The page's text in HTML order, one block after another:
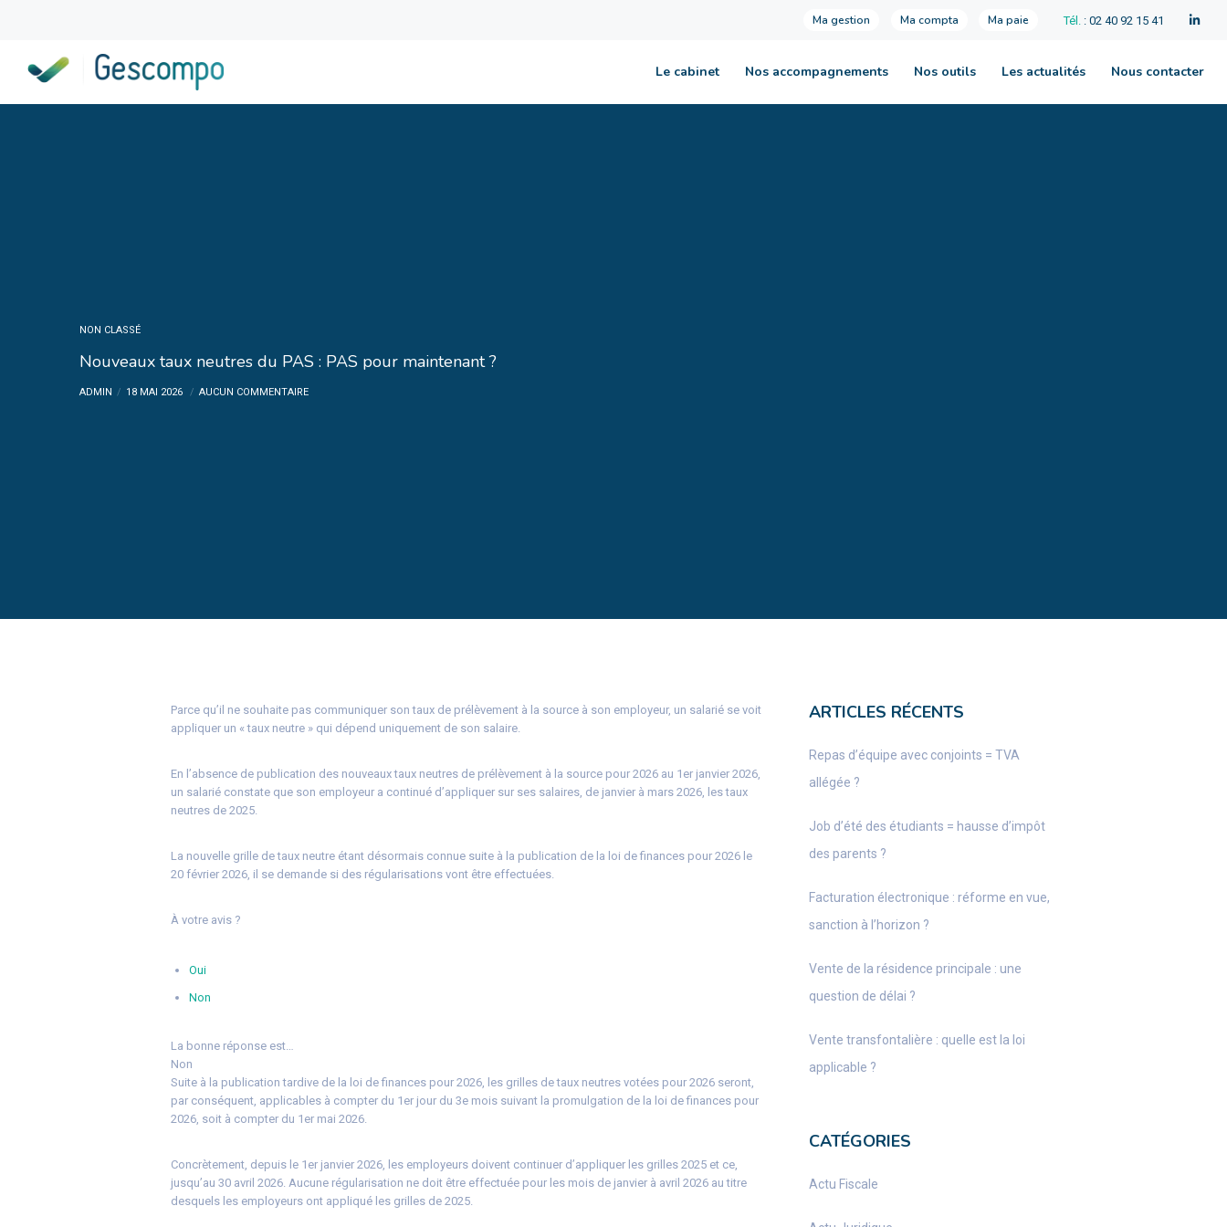
Ma gestion Ma compta Ma paie Tél. : 02 40 92 15 41
Le cabinet Nos accompagnements Nos outils Les actualités Nous contacter
NON CLASSÉ
Nouveaux taux neutres du PAS : PAS pour maintenant ?
ADMIN 18 MAI 2026 AUCUN COMMENTAIRE
Parce qu’il ne souhaite pas communiquer son taux de prélèvement à la source à son employeur, un salarié se voit
appliquer un « taux neutre » qui dépend uniquement de son salaire.
En l’absence de publication des nouveaux taux neutres de prélèvement à la source pour 2026 au 1er janvier 2026,
un salarié constate que son employeur a continué d’appliquer sur ses salaires, de janvier à mars 2026, les taux
neutres de 2025.
La nouvelle grille de taux neutre étant désormais connue suite à la publication de la loi de finances pour 2026 le
20 février 2026, il se demande si des régularisations vont être effectuées.
À votre avis ?
Oui
Non
La bonne réponse est…
Non
Suite à la publication tardive de la loi de finances pour 2026, les grilles de taux neutres votées pour 2026 seront,
par conséquent, applicables à compter du 1er jour du 3e mois suivant la promulgation de la loi de finances pour
2026, soit à compter du 1er mai 2026.
Concrètement, depuis le 1er janvier 2026, les employeurs doivent continuer d’appliquer les grilles 2025 et ce,
jusqu’au 30 avril 2026. Aucune régularisation ne doit être effectuée pour les mois de janvier à avril 2026 au titre
desquels les employeurs ont appliqué les grilles de 2025.
ARTICLES RÉCENTS
Repas d’équipe avec conjoints = TVA
allégée ?
Job d’été des étudiants = hausse d’impôt
des parents ?
Facturation électronique : réforme en vue,
sanction à l’horizon ?
Vente de la résidence principale : une
question de délai ?
Vente transfontalière : quelle est la loi
applicable ?
CATÉGORIES
Actu Fiscale